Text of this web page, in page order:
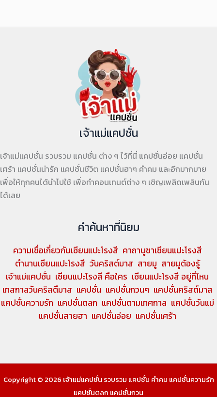
เจ้าแม่แคปชั่น
เจ้าแม่แคปชั่น รวบรวม แคปชั่น ต่าง ๆ ไว้ที่นี่ แคปชั่นอ่อย แคปชั่น
เศร้า แคปชั่นน่ารัก แคปชั่นชีวิต แคปชั่นฮาๆ คำคม และอีกมากมาย
เพื่อให้ทุกคนได้นำไปใช้ เพื่อทำคอนเทนต์ต่าง ๆ เชิญเพลิดเพลินกัน
ได้เลย
คำค้นหาที่นิยม
ความเชื่อเกี่ยวกับเซียนแปะโรงสี คาถาบูชาเซียนแปะโรงสี
ตำนานเซียนแปะโรงสี วันคริสต์มาส สายมู สายมูต้องรู้
เจ้าแม่แคปชั่น เซียนแปะโรงสี คือใคร เซียนแปะโรงสี อยู่ที่ไหน
เทสกาลวันคริสตืมาส แคปชั่น แคปชั่นกวนๆ แคปชั่นคริสต์มาส
แคปชั่นความรัก แคปชั่นตลก แคปชั่นตามเทศกาล แคปชั่นวันแม่
แคปชั่นสายฮา แคปชั่นอ่อย แคปชั่นเศร้า
Copyright © 2026 เจ้าแม่แคปชั่น รวบรวม แคปชั่น คำคม แคปชั่นความรัก
แคปชั่นตลก แคปชั่นกวน